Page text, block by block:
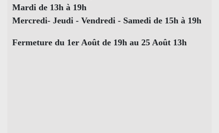
Mardi de 13h à 19h
Mercredi- Jeudi - Vendredi - Samedi de 15h à 19h
Fermeture du 1er Août de 19h au 25 Août 13h